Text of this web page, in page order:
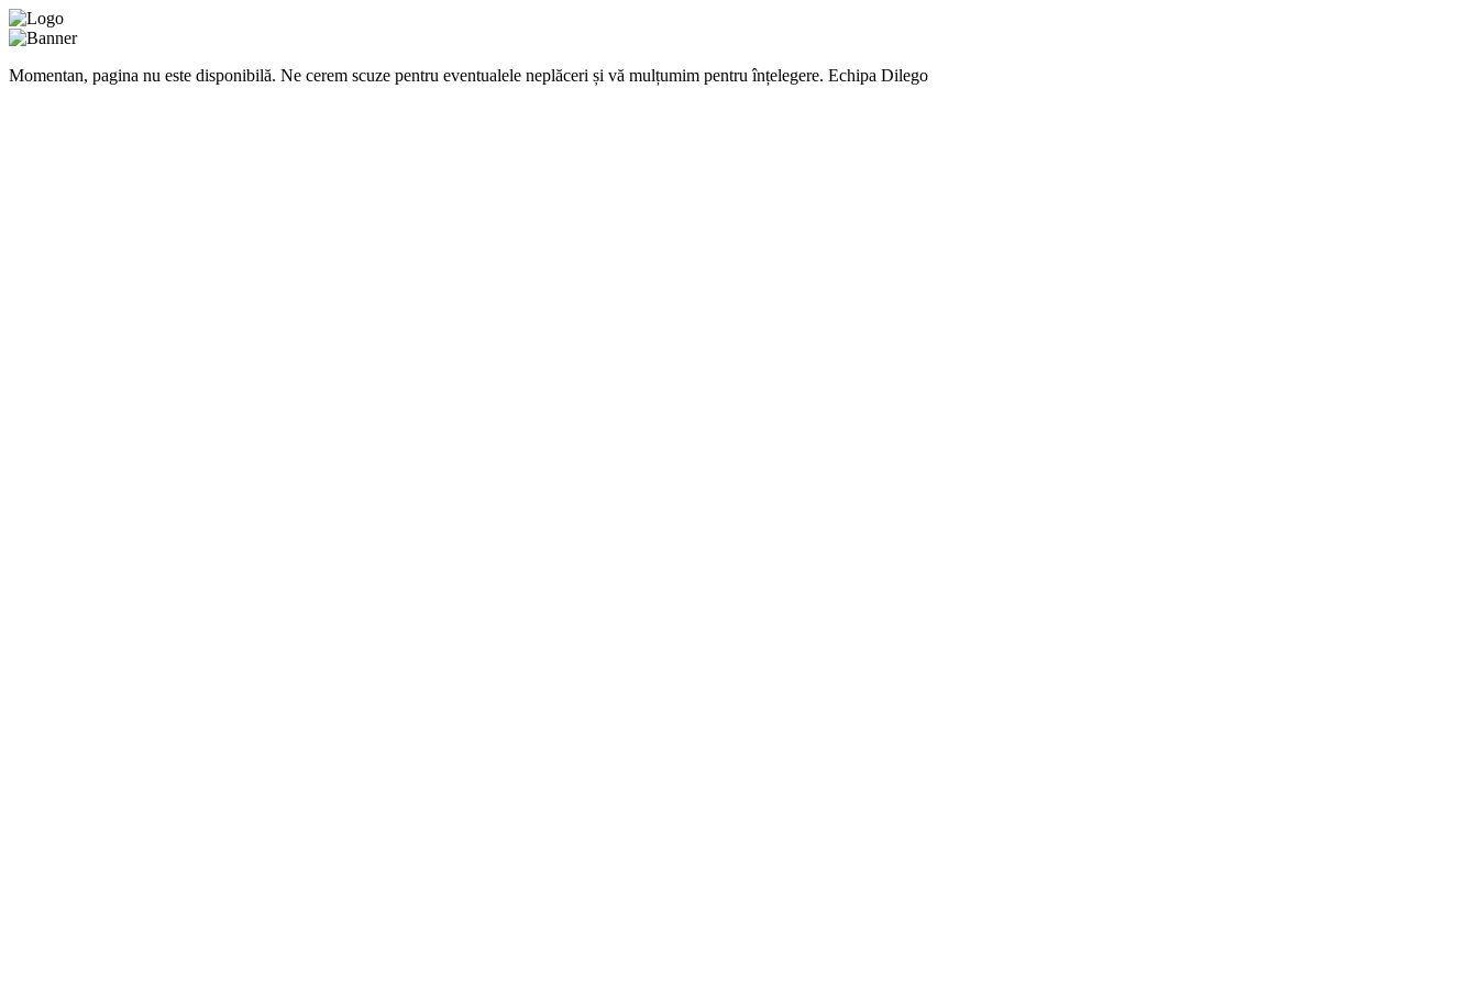
Momentan, pagina nu este disponibilă. Ne cerem scuze pentru eventualele neplăceri și vă mulțumim pentru înțelegere. Echipa Dilego